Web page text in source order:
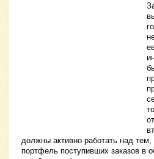
должны активно работать над
портфель поступивших заказов